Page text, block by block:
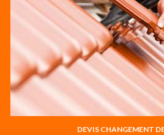
DEVIS CHANGEMENT